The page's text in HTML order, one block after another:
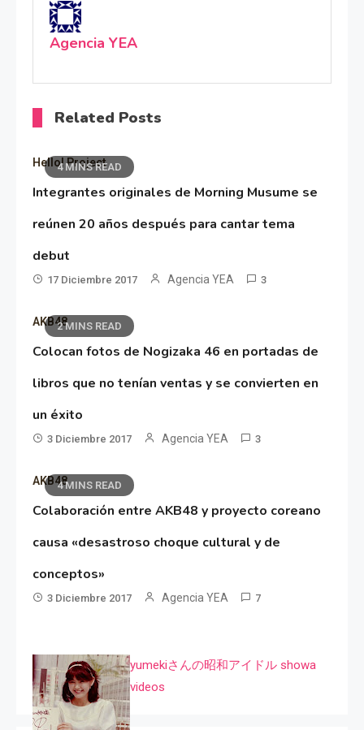
Agencia YEA
Related Posts
4 MINS READ
Hello! Project
Integrantes originales de Morning Musume se
reúnen 20 años después para cantar tema
debut
17 Diciembre 2017 Agencia YEA 3
2 MINS READ
AKB48
Colocan fotos de Nogizaka 46 en portadas de
libros que no tenían ventas y se convierten en
un éxito
3 Diciembre 2017 Agencia YEA 3
4 MINS READ
AKB48
Colaboración entre AKB48 y proyecto coreano
causa «desastroso choque cultural y de
conceptos»
3 Diciembre 2017 Agencia YEA 7
yumekiさんの昭和アイドル showa
videos